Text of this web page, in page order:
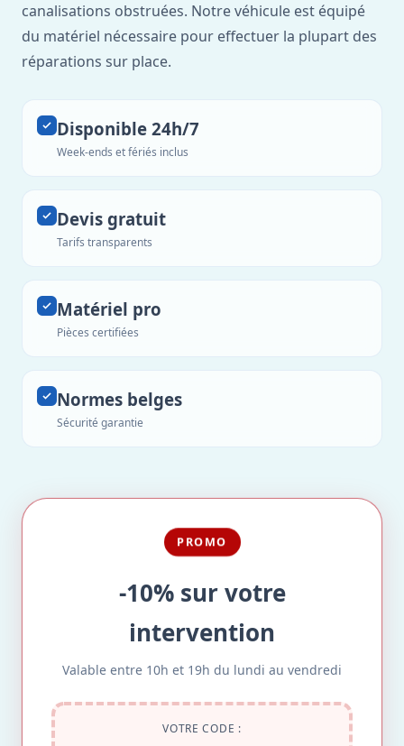
canalisations obstruées. Notre véhicule est équipé
du matériel nécessaire pour effectuer la plupart des
réparations sur place.
Disponible 24h/7
Week-ends et fériés inclus
Devis gratuit
Tarifs transparents
Matériel pro
Pièces certifiées
Normes belges
Sécurité garantie
PROMO
-10% sur votre
intervention
Valable entre 10h et 19h du lundi au vendredi
VOTRE CODE :